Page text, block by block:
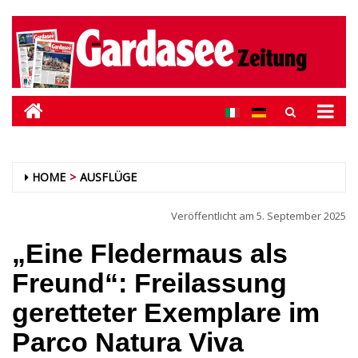
HOME AUSFLÜGE
Veröffentlicht am 5. September 2025
„Eine Fledermaus als
Freund“: Freilassung
geretteter Exemplare im
Parco Natura Viva